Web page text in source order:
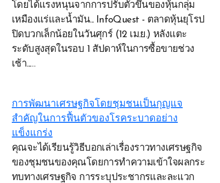
โดยได้แรงหนุนจากการปรับตัวขึ้นของหุ้นกลุ่ม
เหมืองแร่และน้ำมัน... InfoQuest - ตลาดหุ้นยุโรป
ปิดบวกเล็กน้อยในวันศุกร์ (12 เม.ย.) หลังแตะ
ระดับสูงสุดในรอบ 1 สัปดาห์ในการซื้อขายช่วง
เช้า...…
การพัฒนาเศรษฐกิจโดยชุมชนเป็นกุญแจ
สำคัญในการฟื้นตัวของโรคระบาดอย่าง
แข็งแกร่ง
คุณจะได้เรียนรู้วิธีบอกเล่าเรื่องราวทางเศรษฐกิจ
ของชุมชนของคุณโดยการทำความเข้าใจผลกระ
ทบทางเศรษฐกิจ การระบุประชากรและละแวก
Post
navigation